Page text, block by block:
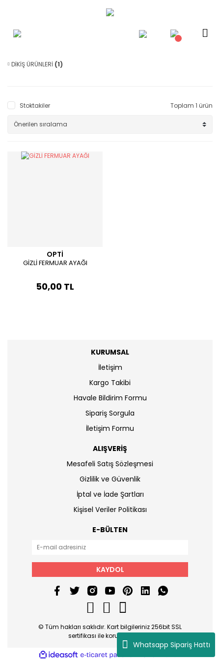
Whatsapp Sipariş Hattı
DİKİŞ ÜRÜNLERİ (1)
Stoktakiler Toplam 1 ürün
OPTİ
GİZLİ FERMUAR AYAĞI
50,00 TL
KURUMSAL
İletişim
Kargo Takibi
Havale Bildirim Formu
Sipariş Sorgula
İletişim Formu
ALIŞVERİŞ
Mesafeli Satış Sözleşmesi
Gizlilik ve Güvenlik
İptal ve İade Şartları
Kişisel Veriler Politikası
E-BÜLTEN
KAYDOL
© Tüm hakları saklıdır. Kart bilgileriniz 256bit SSL
sertifikası ile korunmaktadır.
ideasoft